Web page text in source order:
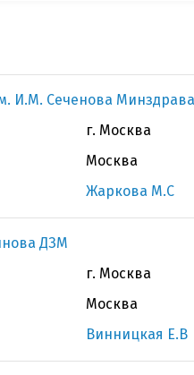
Сеченова Минздрава
г. Москва
Москва
Жаркова М.С
ДЗМ
г. Москва
Москва
Винницкая Е.В